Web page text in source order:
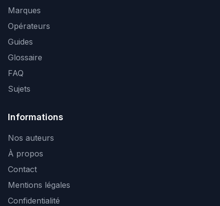
Marques
Opérateurs
Guides
Glossaire
FAQ
Sujets
Informations
Nos auteurs
À propos
Contact
Mentions légales
Confidentialité